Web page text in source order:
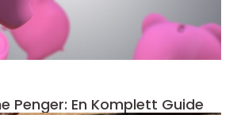
Penger: En Komplett Guide